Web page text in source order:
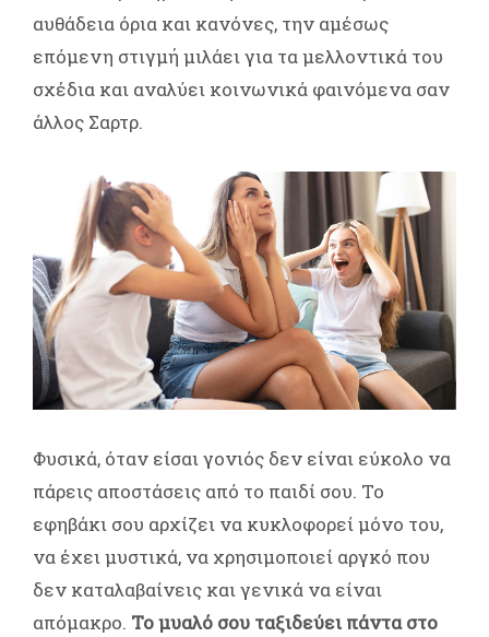
αυθάδεια όρια και κανόνες, την αμέσως
επόμενη στιγμή μιλάει για τα μελλοντικά του
σχέδια και αναλύει κοινωνικά φαινόμενα σαν
άλλος Σαρτρ.
Φυσικά, όταν είσαι γονιός δεν είναι εύκολο να
πάρεις αποστάσεις από το παιδί σου. Το
εφηβάκι σου αρχίζει να κυκλοφορεί μόνο του,
να έχει μυστικά, να χρησιμοποιεί αργκό που
δεν καταλαβαίνεις και γενικά να είναι
απόμακρο. Το μυαλό σου ταξιδεύει πάντα στο